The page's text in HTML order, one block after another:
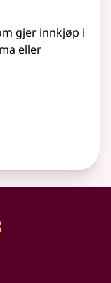
gjer innkjøp i
eller